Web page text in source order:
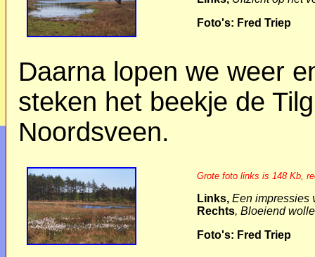
Foto's: Fred Triep
Daarna lopen we weer
steken het beekje de
Noordsveen.
Grote foto links is 148 Kb,
Links, Een impressies
Rechts, Bloeiend
Foto's: Fred Triep